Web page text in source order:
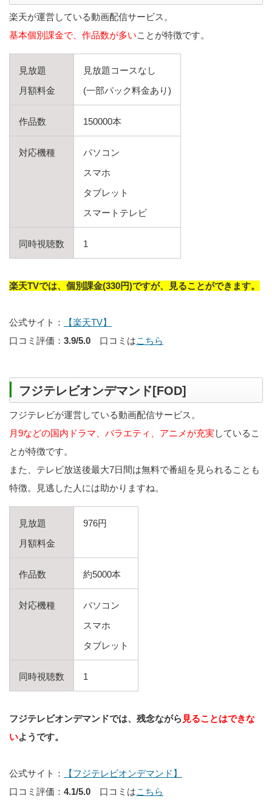
楽天が運営している動画配信サービス。
基本個別課金で、作品数が多いことが特徴です。
見放題
月額料金
見放題コースなし
(一部パック料金あり)
作品数 150000本
対応機種
パソコン
スマホ
タブレット
スマートテレビ
同時視聴数 1
楽天TVでは、個別課金(330円)ですが、見ることができます。
公式サイト：
【楽天TV】
口コミ評価： 3.9/5.0 口コミはこちら
フジテレビオンデマンド[FOD]
フジテレビが運営している動画配信サービス。
月9などの国内ドラマ、バラエティ、アニメが充実しているこ
とが特徴です。
また、テレビ放送後最大7日間は無料で番組を見られることも
特徴。見逃した人には助かりますね。
見放題
月額料金
976円
作品数 約5000本
対応機種
パソコン
スマホ
タブレット
同時視聴数 1
フジテレビオンデマンドでは、残念ながら 見ることはできな
いようです。
公式サイト：
【フジテレビオンデマンド】
口コミ評価： 4.1/5.0 口コミはこちら